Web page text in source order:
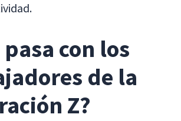
pasa con los
de la
Z?